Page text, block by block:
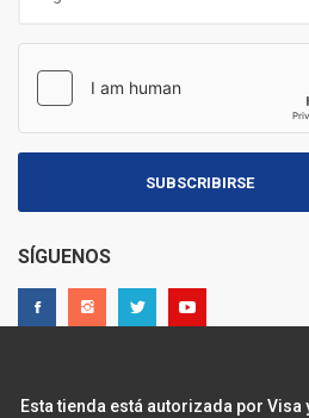
SUBSCRIBIRSE
SÍGUENOS
Esta tienda está autorizada por